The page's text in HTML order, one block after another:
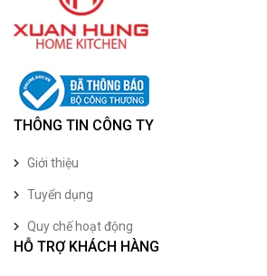
THÔNG TIN CÔNG TY
Giới thiệu
Tuyển dụng
Quy chế hoạt động
HỖ TRỢ KHÁCH HÀNG